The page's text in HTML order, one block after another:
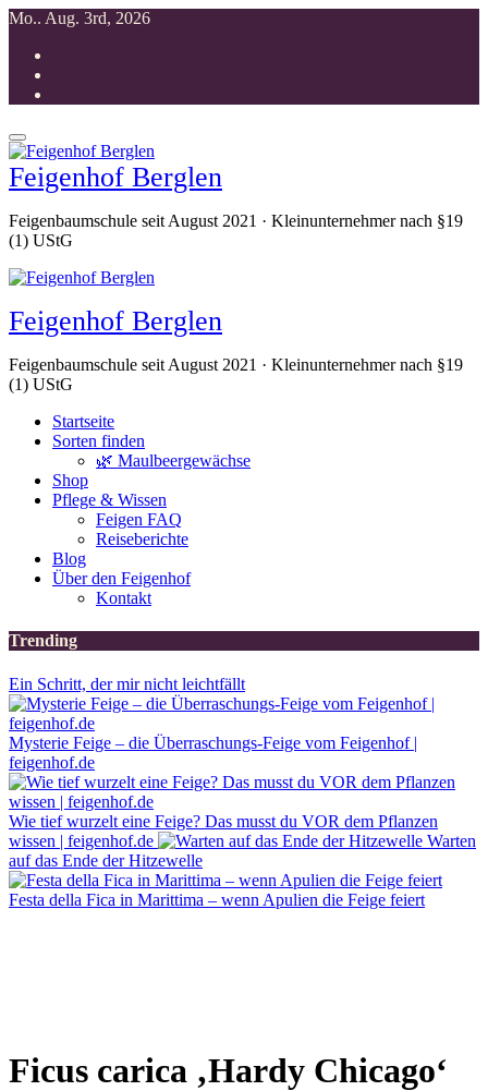
Zum
springen
Mo.. Aug. 3rd, 2026
Feigenhof Berglen
Feigenbaumschule seit August 2021 · Kleinunternehmer nach §19
(1) UStG
Feigenhof Berglen
Feigenbaumschule seit August 2021 · Kleinunternehmer nach §19
(1) UStG
Startseite
Sorten finden
🌿 Maulbeergewächse
Shop
Pflege & Wissen
Feigen FAQ
Reiseberichte
Blog
Über den Feigenhof
Kontakt
Trending
Ein Schritt, der mir nicht leichtfällt
Mysterie Feige – die Überraschungs-Feige vom Feigenhof |
feigenhof.de
Wie tief wurzelt eine Feige? Das musst du VOR dem Pflanzen
wissen | feigenhof.de
Warten
auf das Ende der Hitzewelle
Festa della Fica in Marittima – wenn Apulien die Feige feiert
Ficus carica ‚Hardy Chicago‘